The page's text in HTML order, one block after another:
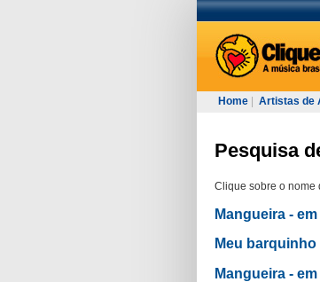
Home Artistas de
Pesquisa
Clique sobre o nome
Mangueira -
Meu barquinho
Mangueira -